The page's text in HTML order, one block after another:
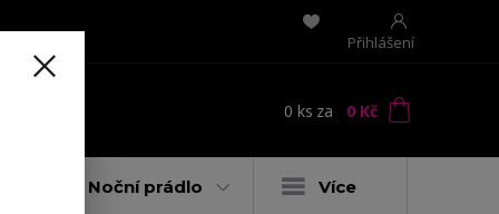
Přihlášení
0 ks za 0 Kč
Noční prádlo Více